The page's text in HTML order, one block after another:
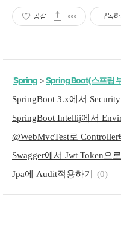
공감 구독하
'Spring >Spring Boot(스프링
Jpa에 Audit적용하기
(0)